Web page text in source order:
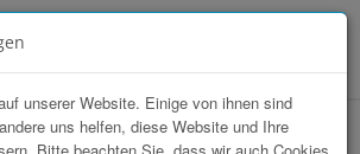
unserer Website. Einige von ihnen sind
uns helfen, diese Website und Ihre